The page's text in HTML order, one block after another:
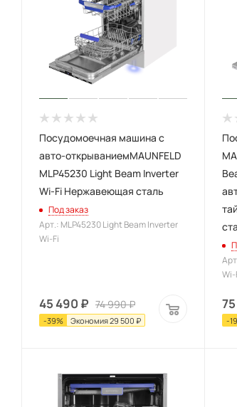
Посудомоечная машина с
авто-открываниемMAUNFELD
MLP45230 Light Beam Inverter
Wi-Fi Нержавеющая сталь
Под заказ
Арт.: MLP45230 Light Beam Inverter
Wi-Fi
45 490 ₽ 74 990₽
-39% Экономия29 500 ₽
Wi-
-19